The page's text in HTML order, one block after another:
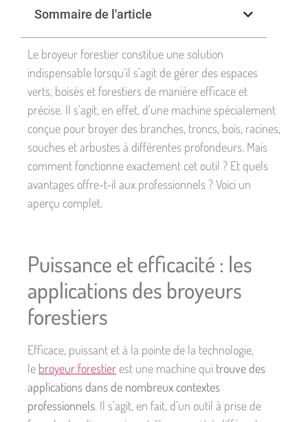
Sommaire de l'article
Le broyeur forestier constitue une solution
indispensable lorsqu’il s’agit de gérer des espaces
verts, boisés et forestiers de manière efficace et
précise. Il s’agit, en effet, d’une machine spécialement
conçue pour broyer des branches, troncs, bois, racines,
souches et arbustes à différentes profondeurs. Mais
comment fonctionne exactement cet outil ? Et quels
avantages offre-t-il aux professionnels ? Voici un
aperçu complet.
Puissance et efficacité : les
applications des broyeurs
forestiers
Efficace, puissant et à la pointe de la technologie,
le broyeur forestier est une machine qui trouve des
applications dans de nombreux contextes
professionnels. Il s’agit, en fait, d’un outil à prise de